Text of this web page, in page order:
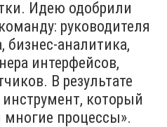
Идею одобрили
руководителя
бизнес-аналитика,
интерфейсов,
В результате
который
многие процессы».